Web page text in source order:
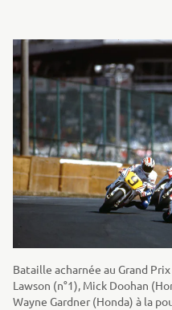
Bataille acharnée au Grand
Lawson (n°1), Mick Doohan
Wayne Gardner (Honda) à la